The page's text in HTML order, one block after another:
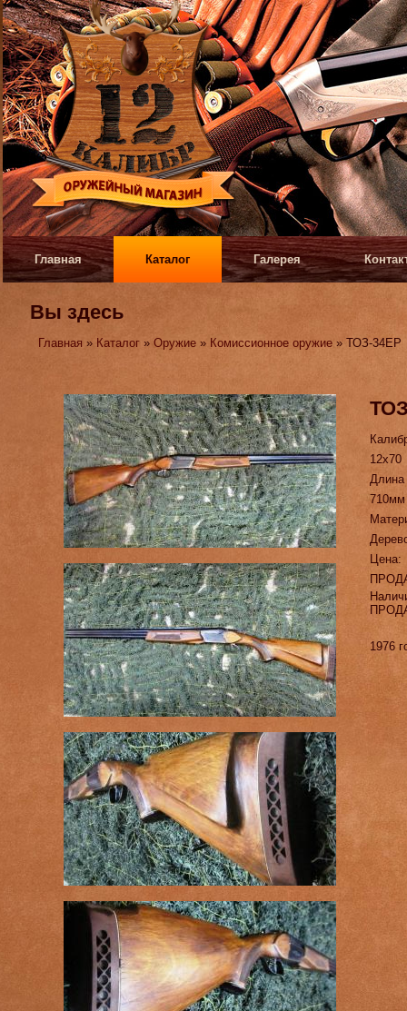
Главная Каталог Галерея
Вы здесь
Главная » Каталог »Оружие » Комиссионное оружие » ТОЗ-34ЕР
12х70
710мм
Цена:
1976